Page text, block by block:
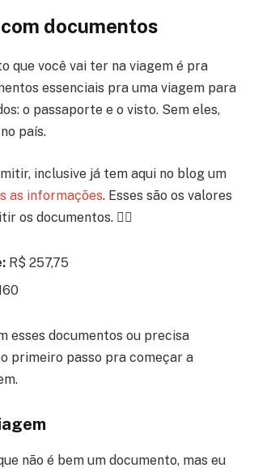
documentos
que você vai ter na viagem é pra
essenciais pra uma viagem para
o passaporte e o visto. Sem eles,
país.
inclusive já tem aqui no blog um
as informações. Esses são os valores
os documentos. 👇🏾
R$ 257,75
esses documentos ou precisa
o primeiro passo pra começar a
não é bem um documento, mas eu